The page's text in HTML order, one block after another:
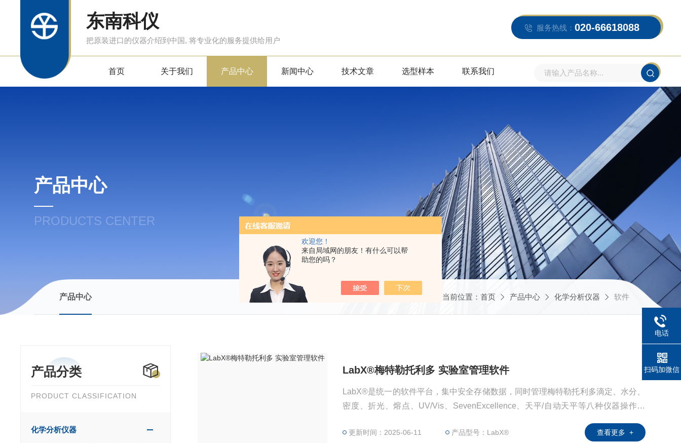
欢迎您！
来自局域网的朋友！有什么可以帮
助您的吗？
东南科仪
把原装进口的仪器介绍到中国, 将专业化的服务提供给用户
服务热线： 020-66618088
首页 关于我们 产品中心 新闻中心 技术文章 选型样本 联系我们
产品中心
PRODUCTS CENTER
产品中心 当前位置： 首页 产品中心 化学分析仪器 软件
产品分类
PRODUCT CLASSIFICATION
化学分析仪器
LabX®梅特勒托利多 实验室管理软件
LabX®是统一的软件平台，集中安全存储数据，同时管理梅特勒托利多滴定、水分、
密度、折光、熔点、UV/Vis、SevenExcellence、天平/自动天平等八种仪器操作流
1的数据管理。
更新时间：2025-06-11 产品型号：LabX® 查看更多 +
电话
扫码加微信